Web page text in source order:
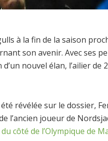
à la fin de la saison
son avenir. Avec ses
nouvel élan, l’ailier
révélée sur le dossier,
joueur de
côté de l’Olympique de